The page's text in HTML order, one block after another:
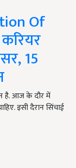
Of
15
है. आज के दौर में
इसी दैरान सिंचाई